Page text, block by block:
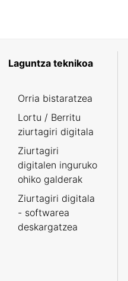
Laguntza teknikoa
Orria bistaratzea
Lortu / Berritu
ziurtagiri digitala
Ziurtagiri
digitalen inguruko
ohiko galderak
Ziurtagiri digitala
- softwarea
deskargatzea